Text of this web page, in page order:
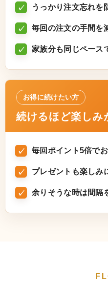
うっかり注文忘れを
毎回の注文の手間を
家族分も同じペース
お得に続けたい方
続けるほど楽しみ
毎回ポイント5倍で
プレゼントも楽しみ
余りそうな時は間隔